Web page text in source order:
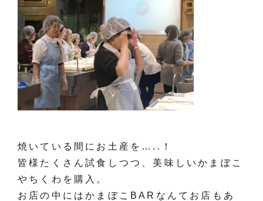
焼いている間にお土産を…..！
皆様たくさん試食しつつ、美味しいかまぼこ
やちくわを購入。
お店の中にはかまぼこBARなんてお店もあ